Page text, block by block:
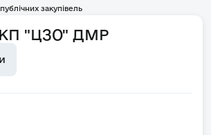
закупівель
КП "ЦЗО" ДМР